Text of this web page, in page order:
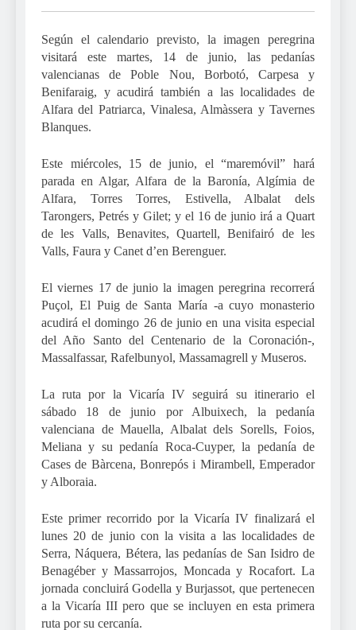
Según el calendario previsto, la imagen peregrina
visitará este martes, 14 de junio, las pedanías
valencianas de Poble Nou, Borbotó, Carpesa y
Benifaraig, y acudirá también a las localidades de
Alfara del Patriarca, Vinalesa, Almàssera y Tavernes
Blanques.
Este miércoles, 15 de junio, el “maremóvil” hará
parada en Algar, Alfara de la Baronía, Algímia de
Alfara, Torres Torres, Estivella, Albalat dels
Tarongers, Petrés y Gilet; y el 16 de junio irá a Quart
de les Valls, Benavites, Quartell, Benifairó de les
Valls, Faura y Canet d’en Berenguer.
El viernes 17 de junio la imagen peregrina recorrerá
Puçol, El Puig de Santa María -a cuyo monasterio
acudirá el domingo 26 de junio en una visita especial
del Año Santo del Centenario de la Coronación-,
Massalfassar, Rafelbunyol, Massamagrell y Museros.
La ruta por la Vicaría IV seguirá su itinerario el
sábado 18 de junio por Albuixech, la pedanía
valenciana de Mauella, Albalat dels Sorells, Foios,
Meliana y su pedanía Roca-Cuyper, la pedanía de
Cases de Bàrcena, Bonrepós i Mirambell, Emperador
y Alboraia.
Este primer recorrido por la Vicaría IV finalizará el
lunes 20 de junio con la visita a las localidades de
Serra, Náquera, Bétera, las pedanías de San Isidro de
Benagéber y Massarrojos, Moncada y Rocafort. La
jornada concluirá Godella y Burjassot, que pertenecen
a la Vicaría III pero que se incluyen en esta primera
ruta por su cercanía.